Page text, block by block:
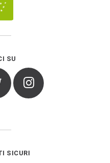
SU
Twitter Instagram
SICURI